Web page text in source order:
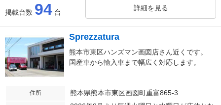
掲載台数 94 台
詳細を見る
Sprezzatura
熊本市東区ハンズマン画図店さん近くです。
国産車から輸入車まで幅広く対応します。
住所 熊本県熊本市東区画図町重富865-3